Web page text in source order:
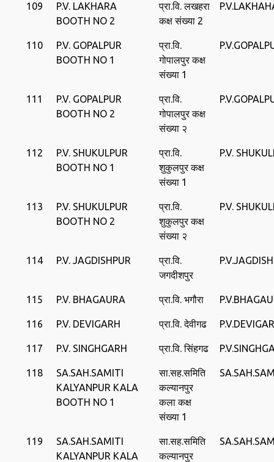
109
P.V. LAKHARA
BOOTH NO 2
प्रा.वि. लखहरा
कक्ष संख्या 2
110
P.V. GOPALPUR
BOOTH NO 1
प्रा.वि.
गोपालपुर कक्ष
संख्या 1
111
P.V. GOPALPUR
BOOTH NO 2
प्रा.वि.
गोपालपुर कक्ष
संख्या २
112
P.V. SHUKULPUR
BOOTH NO 1
प्रा.वि.
शुकुलपुर कक्ष
संख्या 1
P.V.
113
P.V. SHUKULPUR
BOOTH NO 2
प्रा.वि.
शुकुलपुर कक्ष
संख्या २
P.V.
114 P.V. JAGDISHPUR
प्रा.वि.
जगदीशपुर
115 P.V. BHAGAURA प्रा.वि. भगौरा
116 P.V. DEVIGARH प्रा.वि. देवीगढ
117 P.V. SINGHGARH प्रा.वि. सिंहगढ
118
SA.SAH.SAMITI
KALYANPUR KALA
BOOTH NO 1
सा.सह.समिति
कल्यानपुर
कला कक्ष
संख्या 1
119
SA.SAH.SAMITI
KALYANPUR KALA
सा.सह.समिति
कल्यानपुर